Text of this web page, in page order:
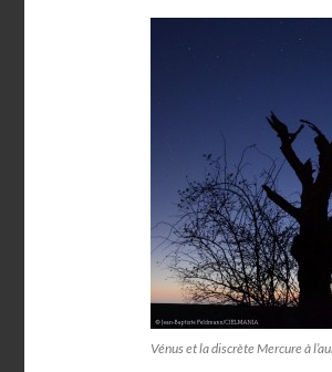
Vénus et la discrète Mercure à